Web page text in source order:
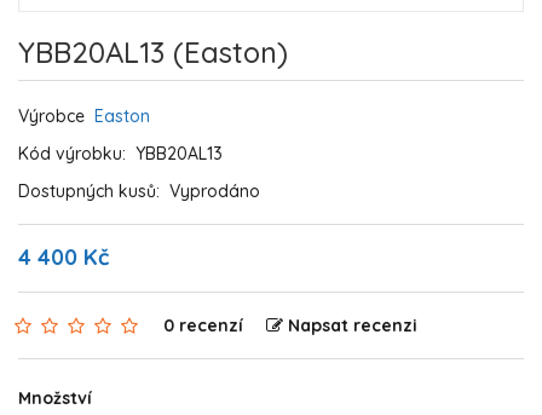
YBB20AL13 (Easton)
Výrobce Easton
Kód výrobku: YBB20AL13
Dostupných kusů: Vyprodáno
4 400 Kč
0 recenzí Napsat recenzi
Množství